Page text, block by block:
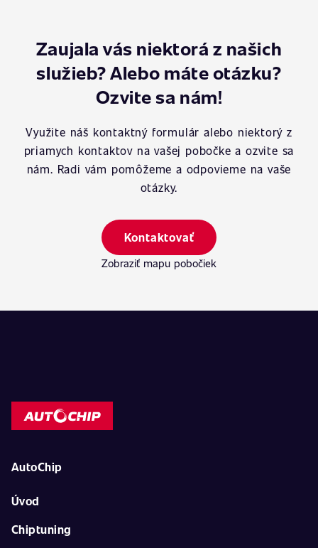
Zaujala vás niektorá z našich
služieb? Alebo máte otázku?
Ozvite sa nám!
Využite náš kontaktný formulár alebo niektorý z
priamych kontaktov na vašej pobočke a ozvite sa
nám. Radi vám pomôžeme a odpovieme na vaše
otázky.
Kontaktovať
Zobraziť mapu pobočiek
AutoChip
Úvod
Chiptuning